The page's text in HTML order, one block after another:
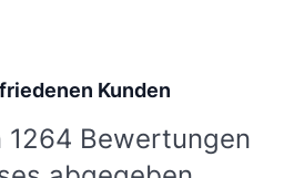
Kunden
1264 Bewertungen